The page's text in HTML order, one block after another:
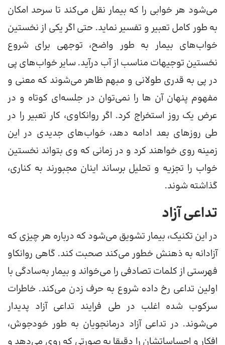
می‌شود هر خوابی را که بیمار نقل می‌کند تا سرحد امکان
به طور کامل تعبیر و تفسیر نماید. حتی اگر یکی از نخستین
خواب‌های بیمار به طور واضح، توجهی برای شروع
نخستین توجیهات مناسب از آب درآید. سایر خواب‌های پی
در پی به قدری طولانی و مبهم ظاهر می‌شوند که معنی و
مفهوم پنهان آن ها را نمی‌توان در جلسه‌ای کوتاه و در
عرض یک روز استخراج کرد. اگر روانکاوی، کار تعبیر را در
طی روزهای بعد ادامه دهد، خواب‌های جدیدی در این
زمینه روی خواهند کرد و در زمانی که وی بتواند نخستین
خواب را تجزیه و تحلیل برساند اینان مجبورند به کناری،
گذاشته شوند.
تداعی آزاد
در این تکنیک، بیمار تشویق می‌شود که درباره هر چیزی که
آزادانه به ذهنش خطور می‌کند صحبت کند. گاهی روانکاو
فهرستی از کلمات تصادفی را می‌خواند و بیمار به‌سادگی با
اولین تداعی رخ داده شروع به حرف زدن می‌کند. خاطرات
سرکوب شده اغلب در طی فرایند تداعی آزاد پدیدار
می‌شوند. در تداعی آزاد درمانجویان به طور خودجوش،
افکار و احساساتشان را دقیقا به صورتی که روی می‌دهد و